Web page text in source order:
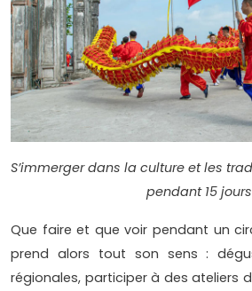
S’immerger dans la culture et les
pendant 15 jours
Que faire et que voir pendant un
prend alors tout son sens :
régionales, participer à des ateliers